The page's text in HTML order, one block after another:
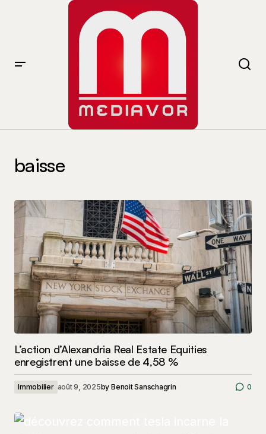
baisse
L’action d’Alexandria Real Estate Equities
enregistrent une baisse de 4,58 %
Immobilier août 9, 2025by Benoit Sanschagrin 0